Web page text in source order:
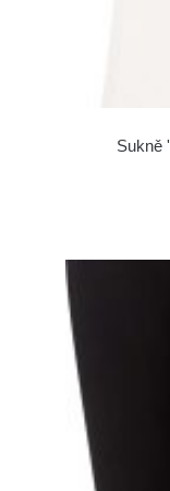
Sukně